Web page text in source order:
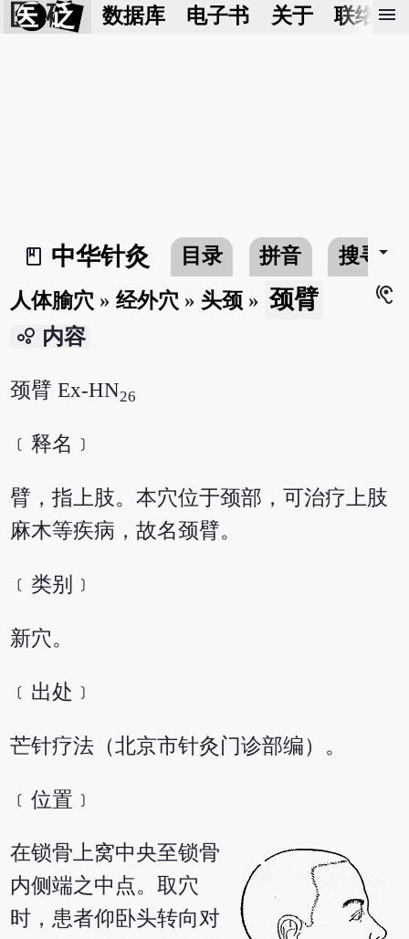
医 砭 数据库 电子书 关于 联络我
menu
book_2
中华针灸 目录 拼音 搜寻arrow_drop_down
人体腧穴 »经外穴 » 头颈 » 颈臂
hearing
bubble_chart 内容
颈臂 Ex-HN26
﹝释名﹞
臂，指上肢。本穴位于颈部，可治疗上肢
麻木等疾病，故名颈臂。
﹝类别﹞
新穴。
﹝出处﹞
芒针疗法（北京市针灸门诊部编）。
﹝位置﹞
在锁骨上窝中央至锁骨
内侧端之中点。取穴
时，患者仰卧头转向对